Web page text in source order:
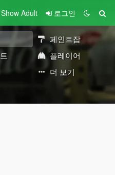
Show Adult 로그인
페인트잡
플레이어
더 보기